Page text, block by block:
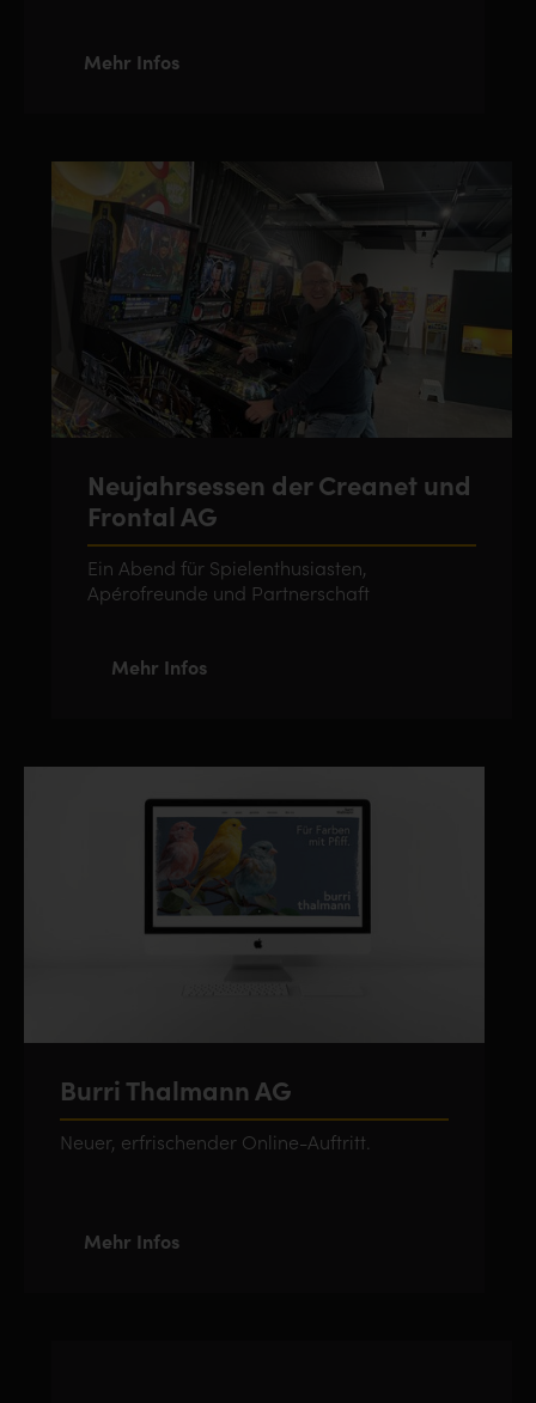
Mehr Infos
Neujahrsessen der Creanet und
Frontal AG
Ein Abend für Spielenthusiasten,
Apérofreunde und Partnerschaft
Mehr Infos
Burri Thalmann AG
Neuer, erfrischender Online-Auftritt.
Mehr Infos